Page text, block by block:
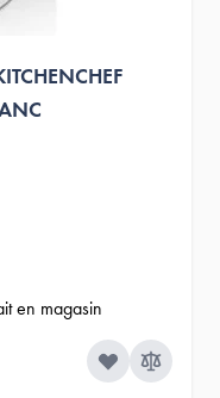
en magasin